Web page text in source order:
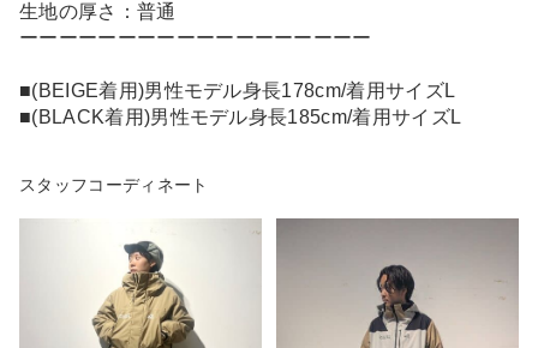
生地の厚さ：普通
ーーーーーーーーーーーーーーーーーー
■(BEIGE着用)男性モデル身長178cm/着用サイズL
■(BLACK着用)男性モデル身長185cm/着用サイズL
スタッフコーディネート